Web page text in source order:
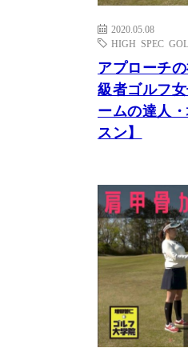
2020.05.08
HIGH SPEC
アプローチ
級者ゴルフ
ームの達人
スン】